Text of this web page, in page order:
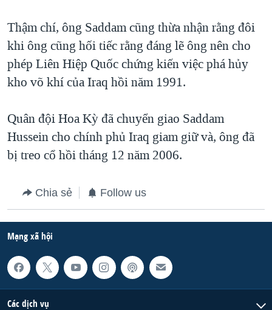
Thậm chí, ông Saddam cũng thừa nhận rằng đôi
khi ông cũng hối tiếc rằng đáng lẽ ông nên cho
phép Liên Hiệp Quốc chứng kiến việc phá hủy
kho võ khí của Iraq hồi năm 1991.
Quân đội Hoa Kỳ đã chuyển giao Saddam
Hussein cho chính phủ Iraq giam giữ và, ông đã
bị treo cổ hồi tháng 12 năm 2006.
Chia sẻ Follow us
Mạng xã hội
Các dịch vụ